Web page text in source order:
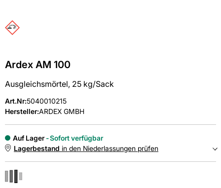
Ardex AM 100
Ausgleichsmörtel, 25 kg/Sack
Art.Nr:5040010215
Hersteller:ARDEX GMBH
Auf Lager
Sofort verfügbar
Lagerbestand in den Niederlassungen prüfen